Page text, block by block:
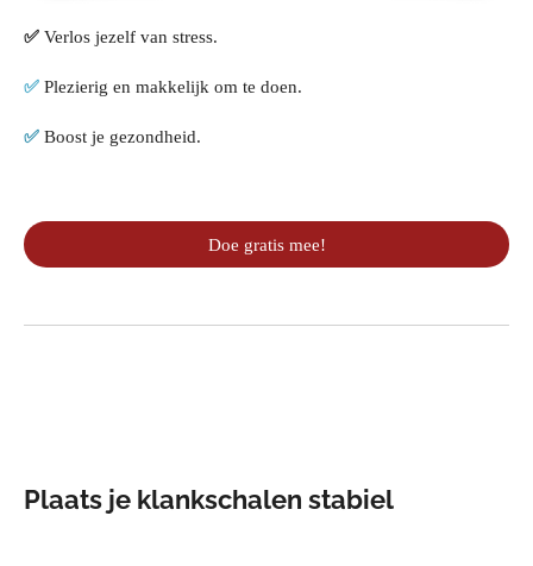
✅ Verlos jezelf van stress.
✅ Plezierig en makkelijk om te doen.
✅ Boost je gezondheid.
Doe gratis mee!
Plaats je klankschalen stabiel